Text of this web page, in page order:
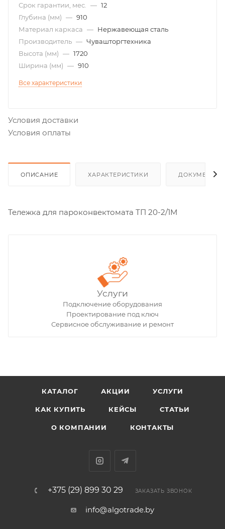
Срок гарантии, мес. — 12
Глубина (мм) — 910
Материал каркаса — Нержавеющая сталь
Производитель — Чувашторгтехника
Высота (мм) — 1720
Ширина (мм) — 910
Все характеристики
Условия доставки
Условия оплаты
ОПИСАНИЕ ХАРАКТЕРИСТИКИ ДОКУМЕНТЫ
Тележка для пароконвектомата ТП 20-2/1М
Услуги
Подключение оборудования
Проектирование под ключ
Сервисное обслуживание и ремонт
КАТАЛОГ АКЦИИ УСЛУГИ
КАК КУПИТЬ КЕЙСЫ СТАТЬИ
О КОМПАНИИ КОНТАКТЫ
+375 (29) 899 30 29 ЗАКАЗАТЬ ЗВОНОК
info@algotrade.by